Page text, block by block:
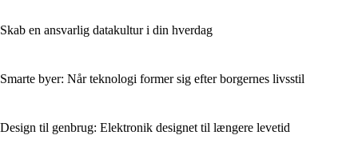
Skab en ansvarlig datakultur i din hverdag
Smarte byer: Når teknologi former sig efter borgernes livsstil
Design til genbrug: Elektronik designet til længere levetid